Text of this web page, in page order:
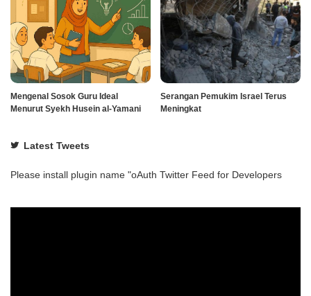
Mengenal Sosok Guru Ideal
Menurut Syekh Husein al-Yamani
Serangan Pemukim Israel Terus
Meningkat
Latest Tweets
Please install plugin name "oAuth Twitter Feed for Developers